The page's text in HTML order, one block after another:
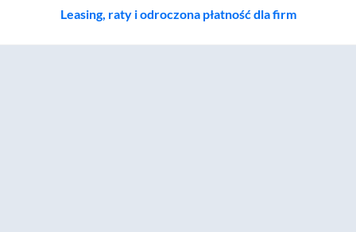
Leasing, raty i odroczona płatność dla firm